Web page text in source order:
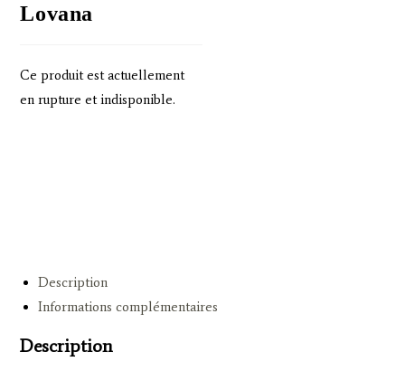
Lovana
Ce produit est actuellement
en rupture et indisponible.
Description
Informations complémentaires
Description